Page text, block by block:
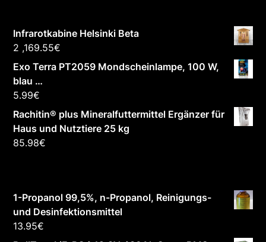
Infrarotkabine Helsinki Beta
2 ,169.55€
Exo Terra PT2059 Mondscheinlampe, 100 W,
blau …
5.99€
Rachitin® plus Mineralfuttermittel Ergänzer für
Haus und Nutztiere 25 kg
85.98€
1-Propanol 99,5%, n-Propanol, Reinigungs-
und Desinfektionsmittel
13.95€